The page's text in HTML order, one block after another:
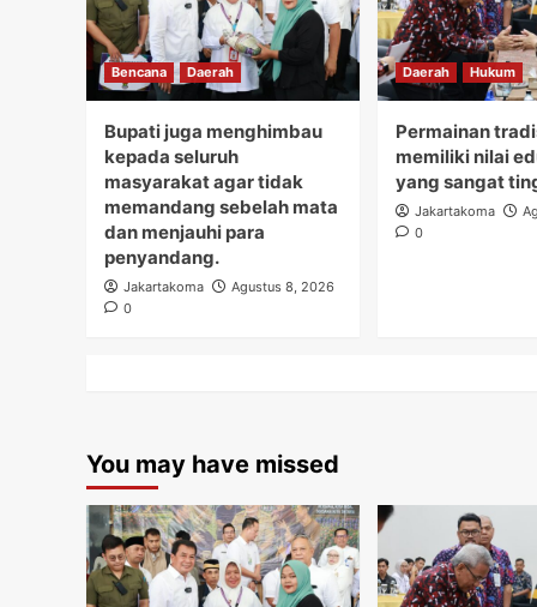
Bencana Daerah
Bupati juga menghimbau
kepada seluruh
masyarakat agar tidak
memandang sebelah mata
dan menjauhi para
penyandang.
Jakartakoma
Agustus 8, 2026
0
Daerah Hukum
Permainan
memiliki nilai
yang sangat
Jakartakoma
0
You may have missed